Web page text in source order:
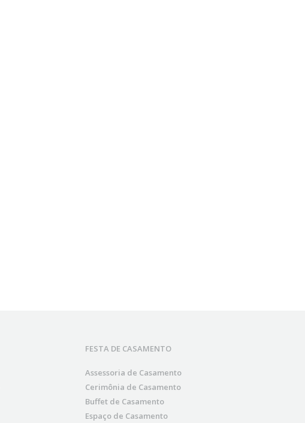
FESTA DE CASAMENTO
Assessoria de Casamento
Cerimônia de Casamento
Buffet de Casamento
Espaço de Casamento